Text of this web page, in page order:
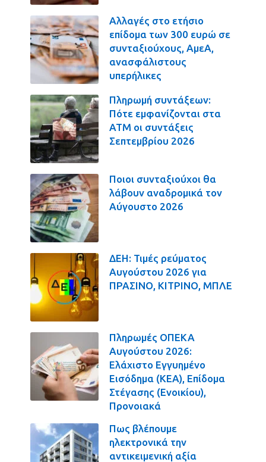
Αλλαγές στο ετήσιο
επίδομα των 300 ευρώ σε
συνταξιούχους, ΑμεΑ,
ανασφάλιστους
υπερήλικες
Πληρωμή συντάξεων:
Πότε εμφανίζονται στα
ΑΤΜ οι συντάξεις
Σεπτεμβρίου 2026
Ποιοι συνταξιούχοι θα
λάβουν αναδρομικά τον
Αύγουστο 2026
ΔΕΗ: Τιμές ρεύματος
Αυγούστου 2026 για
ΠΡΑΣΙΝΟ, ΚΙΤΡΙΝΟ, ΜΠΛΕ
Πληρωμές ΟΠΕΚΑ
Αυγούστου 2026:
Ελάχιστο Εγγυημένο
Εισόδημα (ΚΕΑ), Επίδομα
Στέγασης (Ενοικίου),
Προνοιακά
Πως βλέπουμε
ηλεκτρονικά την
αντικειμενική αξία